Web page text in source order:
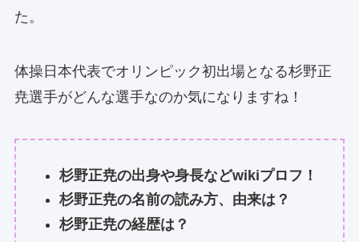
た。
体操日本代表でオリンピック初出場となる杉野正
尭選手がどんな選手なのか気になりますね！
杉野正尭の出身や身長などwikiプロフ！
杉野正尭の名前の読み方、由来は？
杉野正尭の経歴は？